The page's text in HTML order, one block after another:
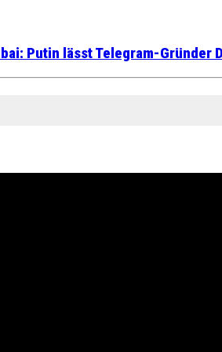
Putin lässt Telegram-Gründer